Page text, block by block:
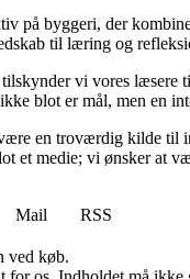
byggeri, der
til læring og
vi vores læsere
blot er mål, men en
en troværdig kilde
et medie; vi ønsker at
Mail
RSS
ved køb.